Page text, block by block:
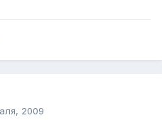
2009